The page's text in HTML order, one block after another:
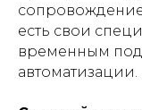
есть свои
временным
автоматизации.